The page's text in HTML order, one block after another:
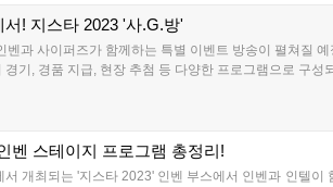
! 지스타 2023 '사.G.방'
과 사이퍼즈가 함께하는 특별 이벤트 방송이 펼쳐질
기, 경품 지급, 현장 추첨 등 다양한 프로그램으로 구
벤 스테이지 프로그램 총정리!
개최되는 '지스타 2023' 인벤 부스에서 인벤과 인텔